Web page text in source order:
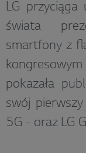
LG przyciąga
świata
smartfony z
pokazała
swój
5G - oraz LG